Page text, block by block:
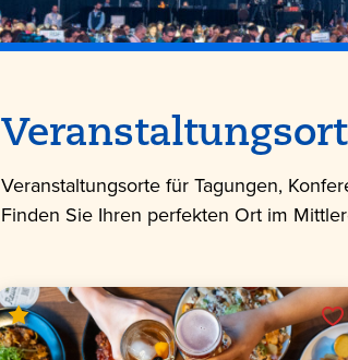
Veranstaltungsorte für Tagungen,
Finden Sie Ihren perfekten Ort im